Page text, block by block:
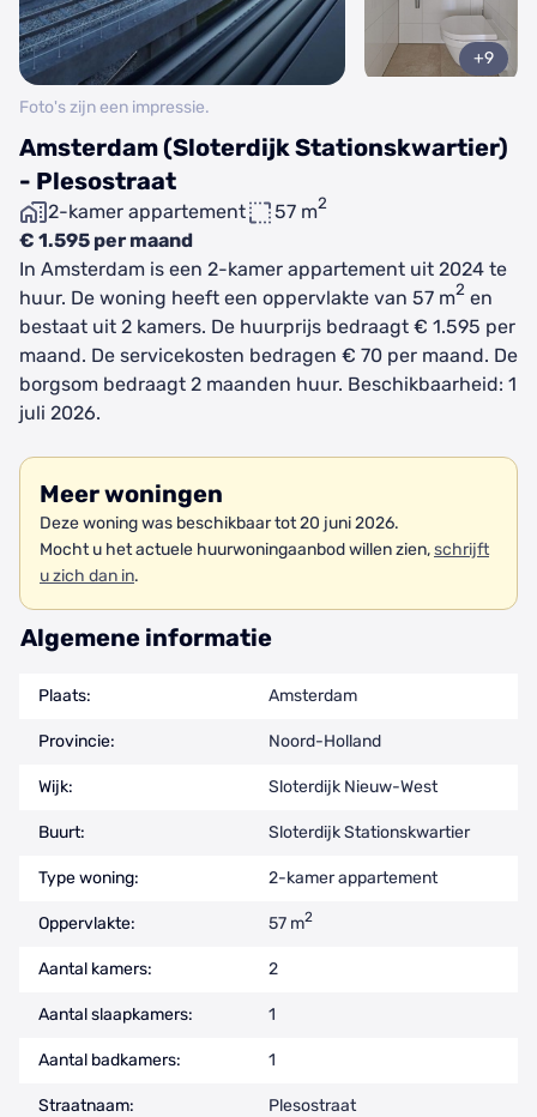
Amsterdam (Sloterdijk Stationskwartier)
- Plesostraat
2-kamer appartement 57 m2
€ 1.595 per maand
+9
Foto's zijn een impressie.
In Amsterdam is een 2-kamer appartement uit 2024 te
huur. De woning heeft een oppervlakte van 57 m2 en
bestaat uit 2 kamers. De huurprijs bedraagt € 1.595 per
maand. De servicekosten bedragen € 70 per maand. De
borgsom bedraagt 2 maanden huur. Beschikbaarheid: 1
juli 2026.
Meer woningen
Deze woning was beschikbaar tot 20 juni 2026.
Mocht u het actuele huurwoningaanbod willen zien,schrijft
u zich dan in.
Algemene informatie
Plaats: Amsterdam
Provincie: Noord-Holland
Wijk: Sloterdijk Nieuw-West
Buurt: Sloterdijk Stationskwartier
Type woning: 2-kamer appartement
Oppervlakte: 57 m2
Aantal kamers: 2
Aantal slaapkamers: 1
Aantal badkamers: 1
Straatnaam: Plesostraat